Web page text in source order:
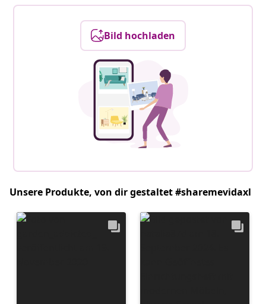
Bild hochladen
Unsere Produkte, von dir gestaltet #sharemevidaxl